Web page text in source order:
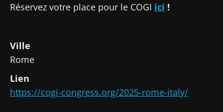
Réservez votre place pour le COGI ici !
Ville
Rome
Lien
https://cogi-congress.org/2025-rome-italy/
reproductive
Lire l'article
pronostique
Lire l'article
musculaire
Lire l'article